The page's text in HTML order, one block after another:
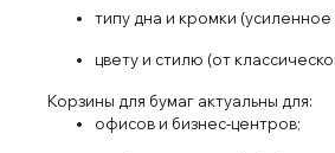
типу дна и кромки (усиленное
цвету и стилю (от класс
Корзины для бумаг актуальны для:
офисов и бизнес‑центров;